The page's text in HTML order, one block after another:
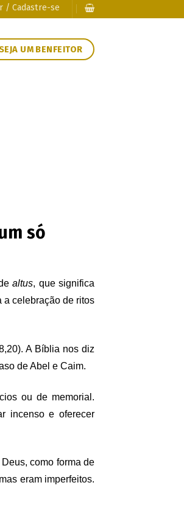
/ Cadastre-se
UM BENFEITOR
só
altus, que significa
a celebração de ritos
A Bíblia nos diz
de Abel e Caim.
ou de memorial.
incenso e oferecer
como forma de
eram imperfeitos.